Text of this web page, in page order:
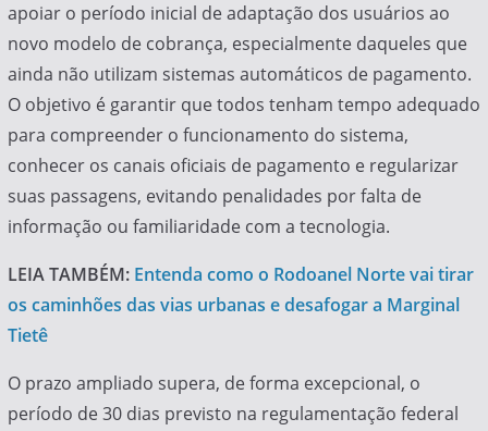
apoiar o período inicial de adaptação dos usuários ao
novo modelo de cobrança, especialmente daqueles que
ainda não utilizam sistemas automáticos de pagamento.
O objetivo é garantir que todos tenham tempo adequado
para compreender o funcionamento do sistema,
conhecer os canais oficiais de pagamento e regularizar
suas passagens, evitando penalidades por falta de
informação ou familiaridade com a tecnologia.
LEIA TAMBÉM: Entenda como o Rodoanel Norte vai tirar
os caminhões das vias urbanas e desafogar a Marginal
Tietê
O prazo ampliado supera, de forma excepcional, o
período de 30 dias previsto na regulamentação federal